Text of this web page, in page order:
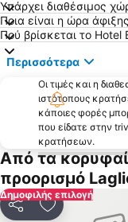
Θέατρο της Σκάλας του
Porta Romana
Lampugnano Metro
Navigli District
Gardaland
Minitalia Leolandia
Cadorna – Triennale
Milano Certosa
Cernusco sul Naviglio Metro
Υπάρχει διαθέσιμος
Ποια είναι η ώρα
Πού βρίσκεται το Hotel
Περισσότερα
Οι τιμές και η
ιστότοπους
κάποιες φορές
που είδατε στην
κρατήσεων.
Από τα
προορισμό
Δημοφιλής επιλογή
ΚοινοποίησηΠροσθήκη